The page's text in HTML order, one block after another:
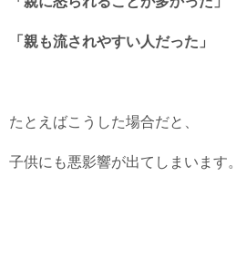
「親も流されやすい人だった」
たとえばこうした場合だと、
子供にも悪影響が出てしまいます。